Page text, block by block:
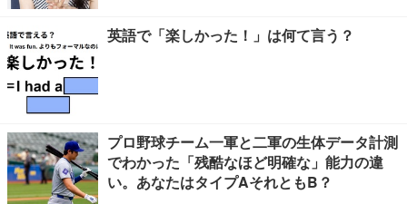
英語で「楽しかった！」は何て言う？
プロ野球チーム一軍と二軍の生体データ計測
でわかった「残酷なほど明確な」能力の違
い。あなたはタイプAそれともB？